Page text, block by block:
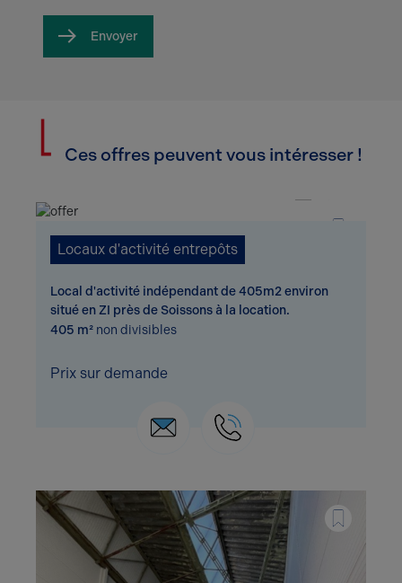
Envoyer
Ces offres peuvent vous intéresser !
Locaux d'activité entrepôts
Local d'activité indépendant de 405m2 environ
situé en ZI près de Soissons à la location.
405 m² non divisibles
Prix sur demande